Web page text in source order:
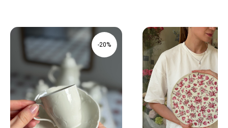
-20%
ТЕЛЕГРАМ-КАНАЛ
О ВИНТАЖЕ
+7 981 9672833
Ответим на все вопросы!
Каждый день с 9:00 до 21:00
ИП Сомова Валентина Юриевна
ИНН 470320429965
ОГРНИП 320470400035500